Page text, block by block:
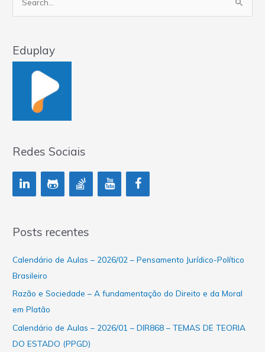
Eduplay
Redes Sociais
Posts recentes
Calendário de Aulas – 2026/02 – Pensamento Jurídico-Político
Brasileiro
Razão e Sociedade – A fundamentação do Direito e da Moral
em Platão
Calendário de Aulas – 2026/01 – DIR868 – TEMAS DE TEORIA
DO ESTADO (PPGD)